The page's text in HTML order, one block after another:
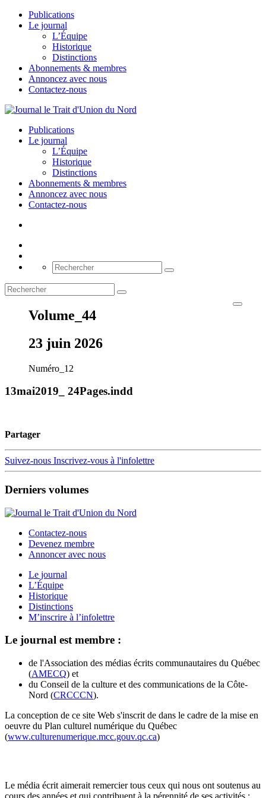
Publications
Le journal
L’Équipe
Historique
Distinctions
Abonnements & membres
Annoncez avec nous
Contactez-nous
Publications
Le journal
L’Équipe
Historique
Distinctions
Abonnements & membres
Annoncez avec nous
Contactez-nous
Volume_44
23 juin 2026
Numéro_12
13mai2019_ 24Pages.indd
Partager
Suivez-nous Inscrivez-vous à l'infolettre
Derniers volumes
Contactez-nous
Devenez membre
Annoncer avec nous
Le journal
L’Équipe
Historique
Distinctions
M’inscrire à l’infolettre
Le journal est membre :
de l'Association des médias écrits communautaires du Québec
(AMECQ) et
du Conseil de la culture et des communications de la Côte-
Nord (CRCCCN).
La conception de ce site Web s'inscrit de dans le cadre de la mise en
oeuvre du Plan culturel numérique du Québec
(www.culturenumerique.mcc.gouv.qc.ca)
Le média écrit aimerait remercier tous ceux qui nous ont soutenus au
cours des années et qui contribuent à la pérennité de ses activités :